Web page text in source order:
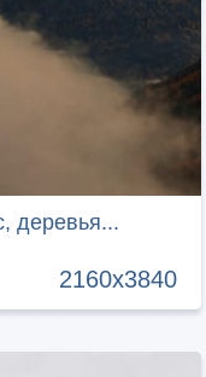
деревья...
2160x3840